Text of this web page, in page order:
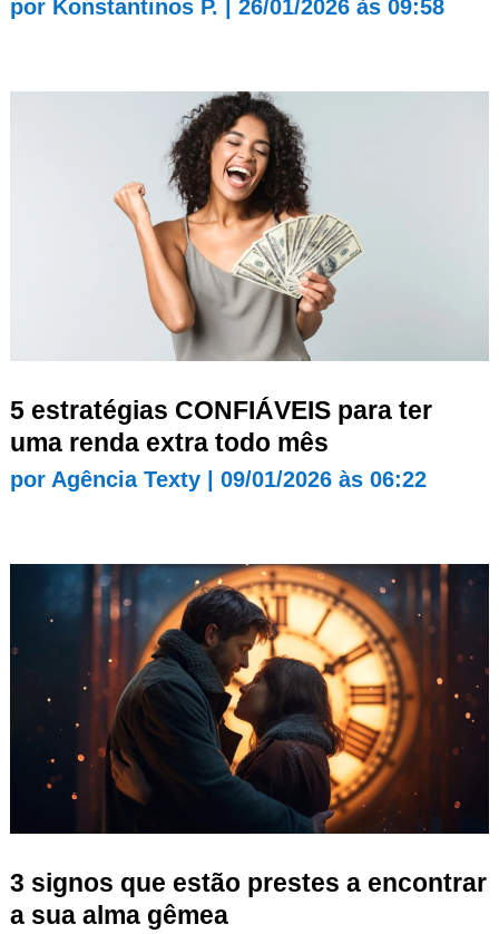
por Konstantinos P. 26/01/2026 às 09:58
5 estratégias CONFIÁVEIS para ter
uma renda extra todo mês
por Agência Texty| 09/01/2026 às 06:22
3 signos que estão prestes a encontrar
a sua alma gêmea